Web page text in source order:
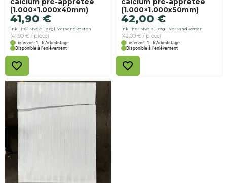
(1.000×1.000x40mm)
41,90 €
inkl. 19% MwSt zzgl. Versandkosten
(41,90 € / pièce)
Lieferzeit: 1 - 6 Arbeitstage
Disponible à l'enlèvement
(1.000×1.000x50mm)
42,00 €
inkl. 19% MwSt zzgl. Versandkosten
(42,00 € / pièce)
Lieferzeit: 1 - 6 Arbeitstage
Disponible à l'enlèvement